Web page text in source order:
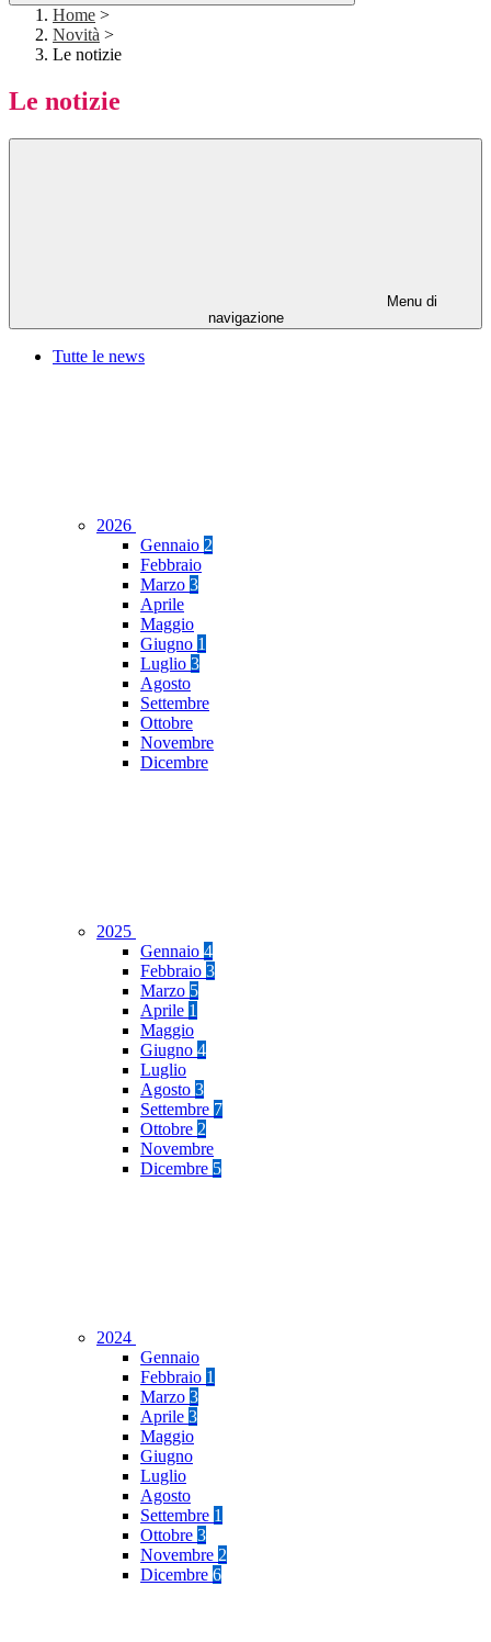
Home >
Novità >
Le notizie
Le notizie
Menu di
navigazione
Tutte le news
2026
Gennaio 2
Febbraio
Marzo 3
Aprile
Maggio
Giugno 1
Luglio 3
Agosto
Settembre
Ottobre
Novembre
Dicembre
2025
Gennaio 4
Febbraio 3
Marzo 5
Aprile 1
Maggio
Giugno 4
Luglio
Agosto 3
Settembre 7
Ottobre 2
Novembre
Dicembre 5
2024
Gennaio
Febbraio 1
Marzo 3
Aprile 3
Maggio
Giugno
Luglio
Agosto
Settembre 1
Ottobre 3
Novembre 2
Dicembre 6